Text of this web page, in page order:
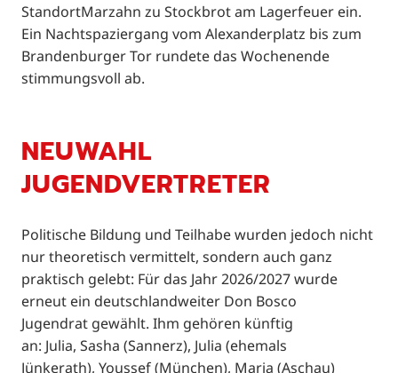
StandortMarzahn zu Stockbrot am Lagerfeuer ein.
Ein Nachtspaziergang vom Alexanderplatz bis zum
Brandenburger Tor rundete das Wochenende
stimmungsvoll ab.
NEUWAHL
JUGENDVERTRETER
Politische Bildung und Teilhabe wurden jedoch nicht
nur theoretisch vermittelt, sondern auch ganz
praktisch gelebt: Für das Jahr 2026/2027 wurde
erneut ein deutschlandweiter Don Bosco
Jugendrat gewählt. Ihm gehören künftig
an: Julia, Sasha (Sannerz), Julia (ehemals
Jünkerath), Youssef (München), Maria (Aschau)